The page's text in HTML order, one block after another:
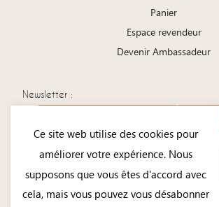
Panier
Espace revendeur
Devenir Ambassadeur
Newsletter :
Ce site web utilise des cookies pour
améliorer votre expérience. Nous
supposons que vous êtes d'accord avec
cela, mais vous pouvez vous désabonner